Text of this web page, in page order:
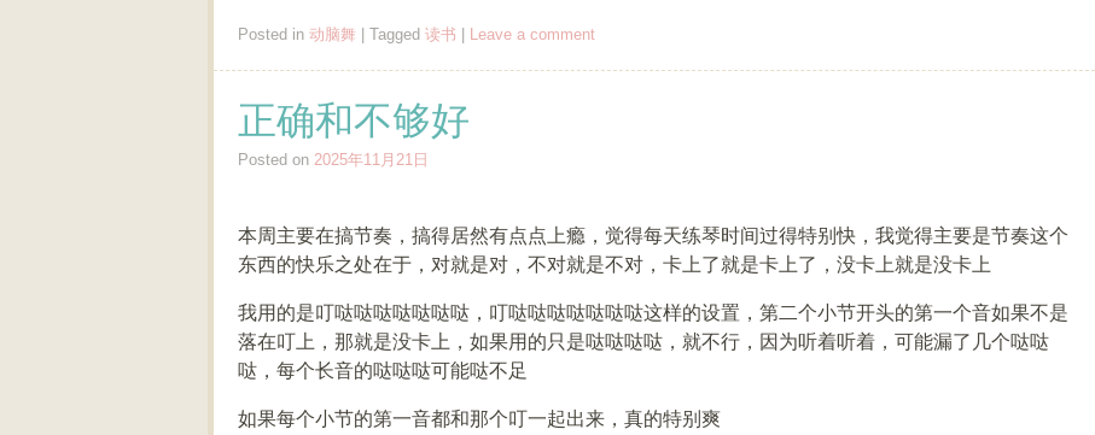
Posted in 动脑舞 Tagged 读书 Leave a comment
正确和不够好
Posted on 2025年11月21日
本周主要在搞节奏，搞得居然有点点上瘾，觉得每天练琴时间过得特别快，我觉得主要是节奏这个
东西的快乐之处在于，对就是对，不对就是不对，卡上了就是卡上了，没卡上就是没卡上
我用的是叮哒哒哒哒哒哒哒，叮哒哒哒哒哒哒哒这样的设置，第二个小节开头的第一个音如果不是
落在叮上，那就是没卡上，如果用的只是哒哒哒哒，就不行，因为听着听着，可能漏了几个哒哒
哒，每个长音的哒哒哒可能哒不足
如果每个小节的第一音都和那个叮一起出来，真的特别爽